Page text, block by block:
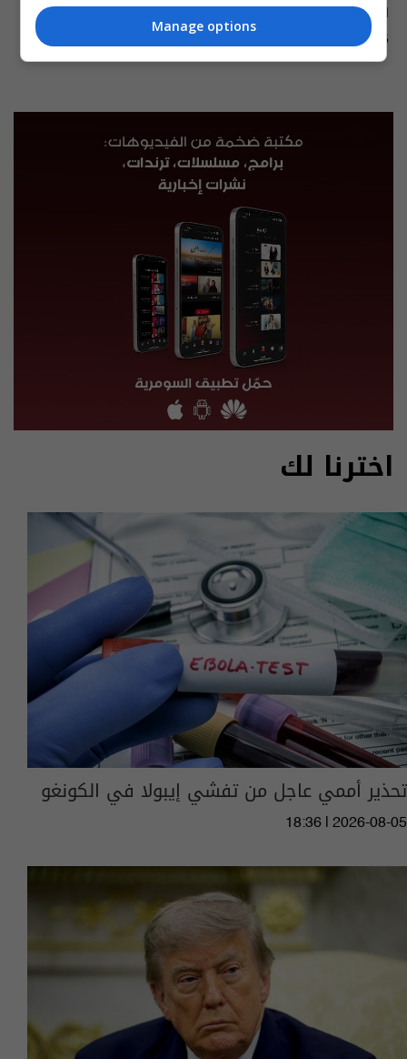
الاعلامية والممثلة نغم المسعودي -
MIC Alsumaria م٢ - الحلقة ١٠ | season
2
15:30 | 2026-08-05
نشرة ٥ آب ٢٠٢٦ | 2026
اخترنا لك
تحذير أممي عاجل من تفشي إيبولا في الكونغو
18:36 | 2026-08-05
Manage options